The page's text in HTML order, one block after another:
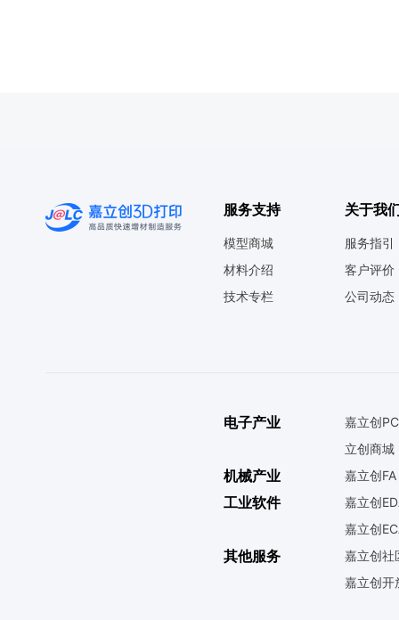
服务支持
模型商城
材料介绍
技术专栏
关于我
服务指引
客户评价
公司动态
电子产业
嘉立创
立创商城
机械产业 嘉立创FA
工业软件
嘉立创
嘉立创
其他服务
嘉立创社
嘉立创开